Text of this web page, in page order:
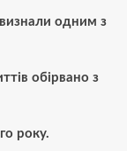
одним з
обірвано з
року.